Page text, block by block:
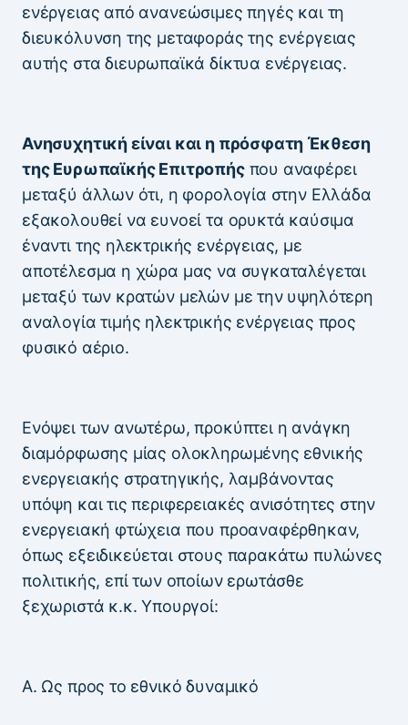
ενέργειας από ανανεώσιμες πηγές και τη
διευκόλυνση της μεταφοράς της ενέργειας
αυτής στα διευρωπαϊκά δίκτυα ενέργειας.
Ανησυχητική είναι και η πρόσφατη Έκθεση
της Ευρωπαϊκής Επιτροπήςπου αναφέρει
μεταξύ άλλων ότι, η φορολογία στην Ελλάδα
εξακολουθεί να ευνοεί τα ορυκτά καύσιμα
έναντι της ηλεκτρικής ενέργειας, με
αποτέλεσμα η χώρα μας να συγκαταλέγεται
μεταξύ των κρατών μελών με την υψηλότερη
αναλογία τιμής ηλεκτρικής ενέργειας προς
φυσικό αέριο.
Ενόψει των ανωτέρω, προκύπτει η ανάγκη
διαμόρφωσης μίας ολοκληρωμένης εθνικής
ενεργειακής στρατηγικής, λαμβάνοντας
υπόψη και τις περιφερειακές ανισότητες στην
ενεργειακή φτώχεια που προαναφέρθηκαν,
όπως εξειδικεύεται στους παρακάτω πυλώνες
πολιτικής, επί των οποίων ερωτάσθε
ξεχωριστά κ.κ. Υπουργοί:
Α. Ως προς το εθνικό δυναμικό